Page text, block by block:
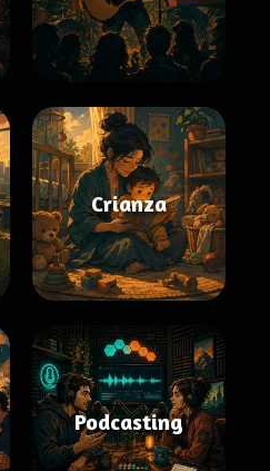
Crianza
Podcasting